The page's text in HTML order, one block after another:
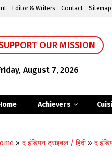
Editor & Writers Contact Sitemap
OUR MISSION
August 7, 2026
Achievers
» द इंडियन ट्राइबल / हिंदी» द